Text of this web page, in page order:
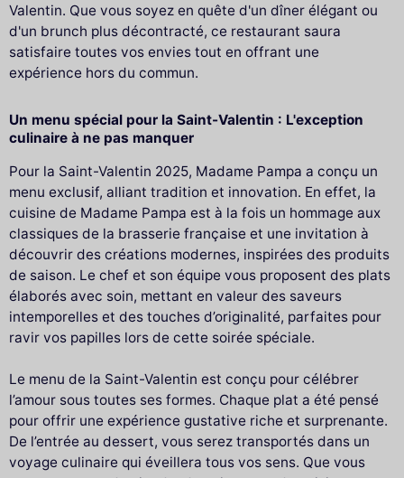
Valentin. Que vous soyez en quête d'un dîner élégant ou
d'un brunch plus décontracté, ce restaurant saura
satisfaire toutes vos envies tout en offrant une
expérience hors du commun.
Un menu spécial pour la Saint-Valentin : L'exception
culinaire à ne pas manquer
Pour la Saint-Valentin 2025, Madame Pampa a conçu un
menu exclusif, alliant tradition et innovation. En effet, la
cuisine de Madame Pampa est à la fois un hommage aux
classiques de la brasserie française et une invitation à
découvrir des créations modernes, inspirées des produits
de saison. Le chef et son équipe vous proposent des plats
élaborés avec soin, mettant en valeur des saveurs
intemporelles et des touches d’originalité, parfaites pour
ravir vos papilles lors de cette soirée spéciale.
Le menu de la Saint-Valentin est conçu pour célébrer
l’amour sous toutes ses formes. Chaque plat a été pensé
pour offrir une expérience gustative riche et surprenante.
De l’entrée au dessert, vous serez transportés dans un
voyage culinaire qui éveillera tous vos sens. Que vous